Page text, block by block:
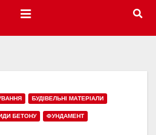
БУДІВЕЛЬНІ МАТЕРІАЛИ
БЕТОНУ ФУНДАМЕНТ